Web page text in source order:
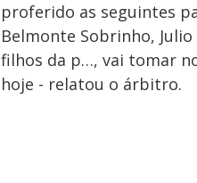
proferido as seguintes
Belmonte Sobrinho, Julio
filhos da p…, vai tomar
hoje - relatou o árbitro.